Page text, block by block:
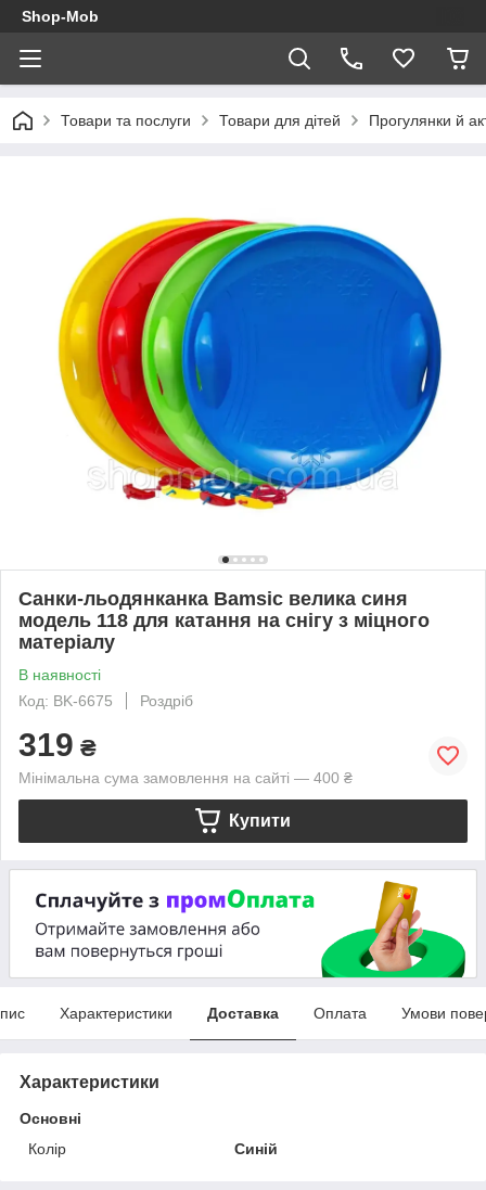
Shop-Mob
Товари та послуги Товари для дітей Прогулянки й
Санки-льодянканка Bamsic велика синя
модель 118 для катання на снігу з міцного
матеріалу
В наявності
Код: BK-6675
Роздріб
319 ₴
Мінімальна сума замовлення на сайті — 400 ₴
Купити
Характеристики Доставка Оплата Умови
Характеристики
Основні
Колір
Синій